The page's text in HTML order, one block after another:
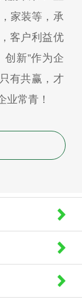
家装等，承
客户利益优
创新”作为企
有共赢，才
业常青！